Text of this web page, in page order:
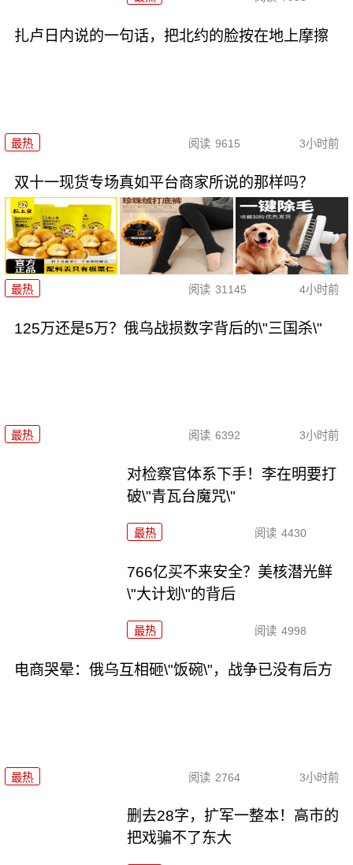
扎卢日内说的一句话，把北约的脸按在地上摩擦
最热 阅读 9615 3小时前
双十一现货专场真如平台商家所说的那样吗？
最热 阅读 31145 4小时前
125万还是5万？俄乌战损数字背后的\"三国杀\"
最热 阅读 6392 3小时前
对检察官体系下手！李在明要打
破\"青瓦台魔咒\"
最热 阅读 4430
766亿买不来安全？美核潜光鲜
\"大计划\"的背后
最热 阅读 4998
电商哭晕：俄乌互相砸\"饭碗\"，战争已没有后方
最热 阅读 2764 3小时前
删去28字，扩军一整本！高市的
把戏骗不了东大